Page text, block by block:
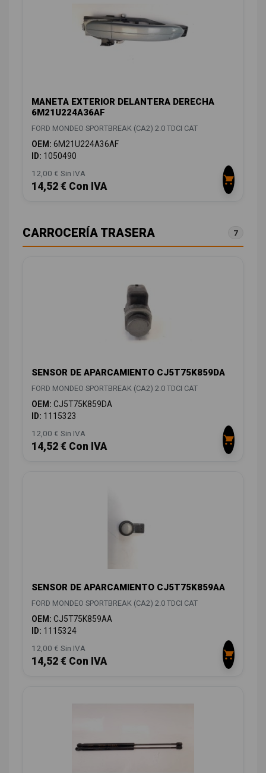
MANETA EXTERIOR DELANTERA DERECHA
6M21U224A36AF
FORD MONDEO SPORTBREAK (CA2) 2.0 TDCI CAT
OEM: 6M21U224A36AF
ID: 1050490
12,00 € Sin IVA
14,52 € Con IVA
CARROCERÍA TRASERA 7
SENSOR DE APARCAMIENTO CJ5T75K859DA
FORD MONDEO SPORTBREAK (CA2) 2.0 TDCI CAT
OEM: CJ5T75K859DA
ID: 1115323
12,00 € Sin IVA
14,52 € Con IVA
SENSOR DE APARCAMIENTO CJ5T75K859AA
FORD MONDEO SPORTBREAK (CA2) 2.0 TDCI CAT
OEM: CJ5T75K859AA
ID: 1115324
12,00 € Sin IVA
14,52 € Con IVA